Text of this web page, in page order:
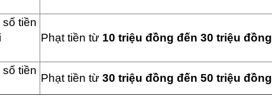
tiền
Phạt tiền từ 10 triệu đồng đến 30 triệu đồng
tiền
Phạt tiền từ30 triệu đồng đến 50 triệu đồng